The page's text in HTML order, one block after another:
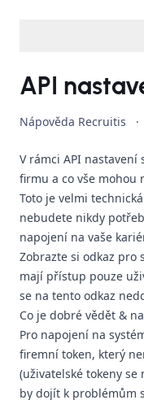
API
Nápověda Recruitis ·
V rámci API
firmu a co vše mohou
Toto je velmi
nebudete nikdy
napojení na vaše
Zobrazte si odkaz pro
mají přístup pouze
se na tento odkaz
Co je dobré vědět &
Pro napojení na
firemní token, který
(uživatelské tokeny
by dojít k problémům